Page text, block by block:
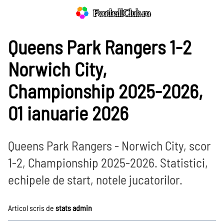
FootballClub.ro
Queens Park Rangers 1-2
Norwich City,
Championship 2025-2026,
01 ianuarie 2026
Queens Park Rangers - Norwich City, scor
1-2, Championship 2025-2026. Statistici,
echipele de start, notele jucatorilor.
Articol scris de stats admin